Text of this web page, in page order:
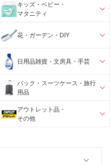
キッズ・ベビー・
マタニティ
花・ガーデン・DIY
日用品雑貨・文房具・手芸
バック・スーツケース・旅行
用品
アウトレット品・
その他